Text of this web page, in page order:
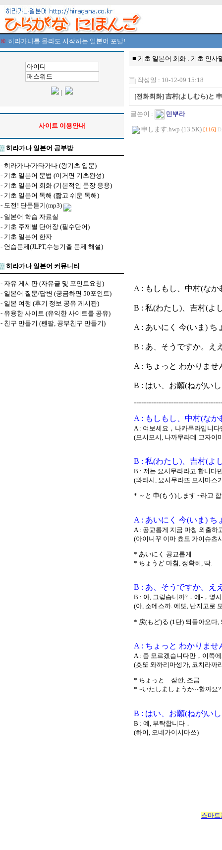
※ 히라가나를 몰라도 시작하는 일본어 포탈!
|
사이트 이용안내
▒히라가나 일본어 공부방
- 히라가나/가타가나 (왕기초 입문)
- 기초 일본어 문법 (이거면 기초완성)
- 기초 일본어 회화 (기본적인 문장 응용)
- 기초 일본어 독해 (짧고 쉬운 독해)
- 도전! 단문듣기(mp3)
- 일본어 학습 자료실
- 기초 주제별 단어장 (필수단어)
- 기초 일본어 한자
- 연습문제(JLPT,수능기출 문제 해설)
▒히라가나 일본어 커뮤니티
- 자유 게시판 (자유글 및 포인트요청)
- 일본어 질문/답변 (궁금하면 50포인트)
- 일본 여행 (후기 정보 공유 게시판)
- 유용한 사이트 (유익한 사이트를 공유)
- 친구 만들기 (펜팔, 공부친구 만들기)
■ 기초 일본어 회화 : 기초 인사
작성일 : 10-12-09 15:18
[전화회화] 吉村(よしむら)と
글쓴이 : 덴뿌라
申します.hwp (13.5K) [116]
A : もしもし、中村(な
B : 私(わたし)、吉村(よ
A : あいにく 今(いま) ち
B : あ、そうですか。え
A : ちょっと わかりま
B : はい、お願(ねが)い
A : もしもし、中村(な
A : 여보세요，나카무라입니다
(모시모시, 나까무라데 고자이
B : 私(わたし)、吉村(よ
B : 저는 요시무라라고 합니다
(와타시, 요시무라또 모시마스
* ～と 申(もう)します ~라고
A : あいにく 今(いま) ち
A : 공교롭게 지금 마침 외출하
(아이니꾸 이마 쵸도 가이슈츠
* あいにく 공교롭게
* ちょうど 마침, 정확히, 딱.
B : あ、そうですか。え
B : 아, 그렇습니까?．에-，몇
(아, 소데스까. 에또, 난지고로
* 戻(もど)る (1단) 되돌아오다,
A : ちょっと わかりま
A : 좀 모르겠습니다만，이쪽
(춋또 와까리마셍가, 코치라까
* ちょっと 잠깐, 조금
* ~いたしましょうか ~할까요?
B : はい、お願(ねが)い
B : 예, 부탁합니다．
(하이, 오네가이시마쓰)
스마